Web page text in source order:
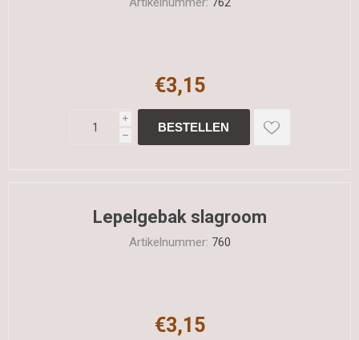
€3,15
i
h
Lepelgebak slagroom
Artikelnummer: 760
€3,15